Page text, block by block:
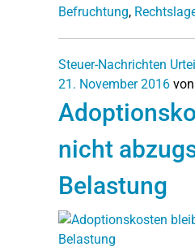
Befruchtung,
Steuer-Nachrichten
21. November 2016 von
nicht
Belastung